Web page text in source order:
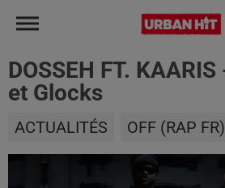
DOSSEH FT.
et Glocks
ACTUALITÉS OFF (RAP FR)